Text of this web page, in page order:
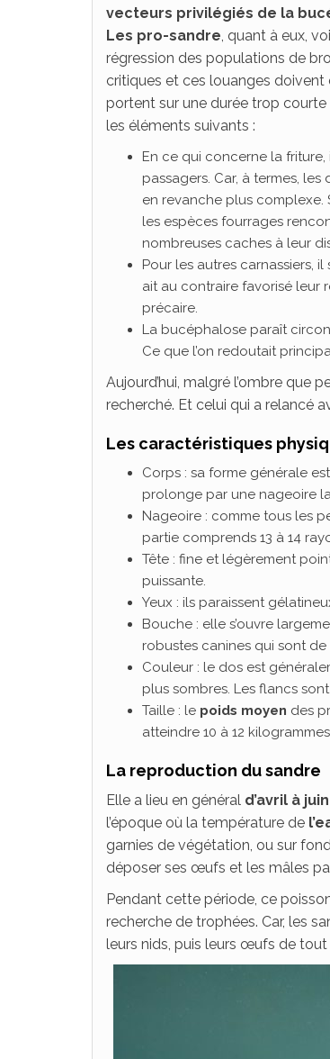
vecteurs privilégiés de la
Les pro-sandre, quant à eux,
régression des populations de
critiques et ces louanges
portent sur une durée trop
les éléments suivants :
En ce qui concerne la
passagers. Car, à termes,
en revanche plus complexe.
les espèces fourrages
nombreuses caches à leur
Pour les autres carnassiers,
ait au contraire favorisé leur
précaire.
La bucéphalose paraît
Ce que l’on redoutait
Aujourd’hui, malgré l’ombre que
recherché. Et celui qui a relancé
Les caractéristiques
Corps : sa forme générale
prolonge par une nageoire
Nageoire : comme tous les
partie comprends 13 à 14
Tête : fine et légèrement
puissante.
Yeux : ils paraissent
Bouche : elle s’ouvre
robustes canines qui sont
Couleur : le dos est
plus sombres. Les flancs
Taille : le poids moyen des
atteindre 10 à 12
La reproduction du sandre
Elle a lieu en général d’avril à juin
l’époque où la température de
garnies de végétation, ou sur
déposer ses œufs et les mâles
Pendant cette période, ce
recherche de trophées. Car, les
leurs nids, puis leurs œufs de tout